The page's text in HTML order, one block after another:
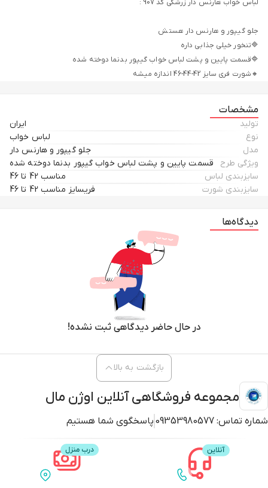
🔸شورت فری سایز 42-44-46 اندازه میشه
مشخصات
تولید
ایران
نوع
لباس خواب
مدل
جلو گیپور و هارنس دار
ویژگی طرح
قسمت پایین و پشت لباس خواب گیپور بدنما دوخته شده
سایزبندی لباس
مناسب 42 تا 46
سایزبندی شورت
فریسایز مناسب 42 تا 46
دیدگاه‌ها
در حال حاضر دیدگاهی ثبت نشده!
مجموعه فروشگاهی آنلاین اوژن مال
شماره تماس: 09353980577 پاسخگوی شما هستیم
بازگشت به بالا